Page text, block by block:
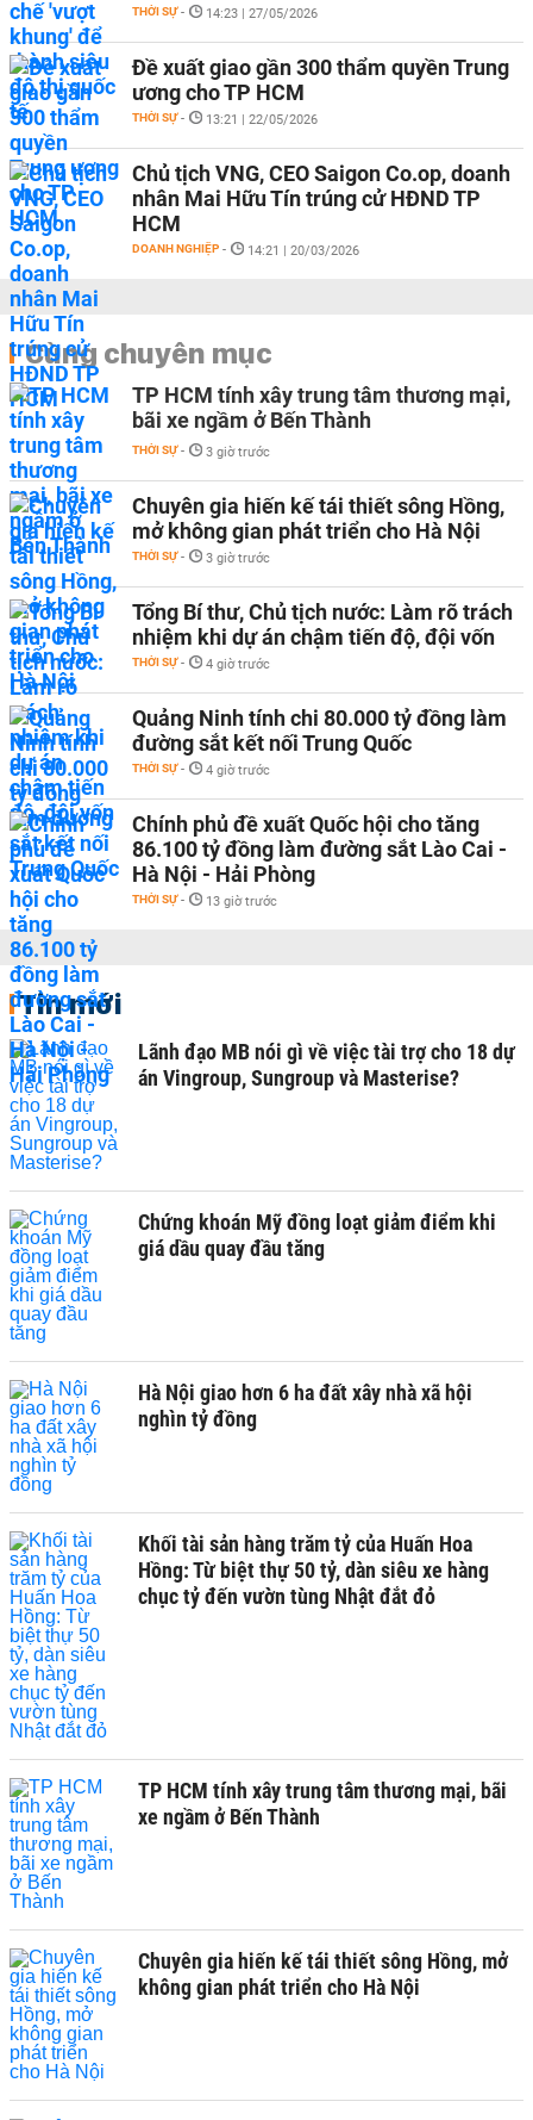
THỜI SỰ - 14:23 | 27/05/2026
Đề xuất giao gần 300 thẩm quyền Trung
ương cho TP HCM
THỜI SỰ - 13:21 | 22/05/2026
Chủ tịch VNG, CEO Saigon Co.op, doanh
nhân Mai Hữu Tín trúng cử HĐND TP
HCM
DOANH NGHIỆP - 14:21 | 20/03/2026
Cùng chuyên mục
TP HCM tính xây trung tâm thương mại,
bãi xe ngầm ở Bến Thành
THỜI SỰ - 3 giờ trước
Chuyên gia hiến kế tái thiết sông Hồng,
mở không gian phát triển cho Hà Nội
THỜI SỰ - 3 giờ trước
Tổng Bí thư, Chủ tịch nước: Làm rõ trách
nhiệm khi dự án chậm tiến độ, đội vốn
THỜI SỰ - 4 giờ trước
Quảng Ninh tính chi 80.000 tỷ đồng làm
đường sắt kết nối Trung Quốc
THỜI SỰ - 4 giờ trước
Chính phủ đề xuất Quốc hội cho tăng
86.100 tỷ đồng làm đường sắt Lào Cai -
Hà Nội - Hải Phòng
THỜI SỰ - 13 giờ trước
Tin mới
Lãnh đạo MB nói gì về việc tài trợ cho 18 dự
án Vingroup, Sungroup và Masterise?
Chứng khoán Mỹ đồng loạt giảm điểm khi
giá dầu quay đầu tăng
Hà Nội giao hơn 6 ha đất xây nhà xã hội
nghìn tỷ đồng
Khối tài sản hàng trăm tỷ của Huấn Hoa
Hồng: Từ biệt thự 50 tỷ, dàn siêu xe hàng
chục tỷ đến vườn tùng Nhật đắt đỏ
TP HCM tính xây trung tâm thương mại, bãi
xe ngầm ở Bến Thành
Chuyên gia hiến kế tái thiết sông Hồng, mở
không gian phát triển cho Hà Nội